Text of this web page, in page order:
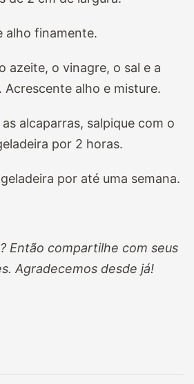
alho finamente.
azeite, o vinagre, o sal e a
alho e misture.
alcaparras, salpique com o
por 2 horas.
por até uma semana.
Então compartilhe com seus
Agradecemos desde já!